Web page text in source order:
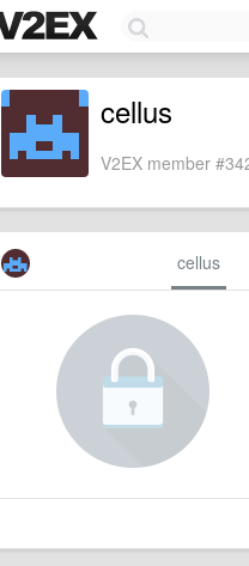
cellus
V2EX member
cellus